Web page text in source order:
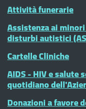
Attività funerarie
Assistenza ai
disturbi autistici
Cartelle Cliniche
AIDS - HIV e salute
quotidiano
Donazioni a favore